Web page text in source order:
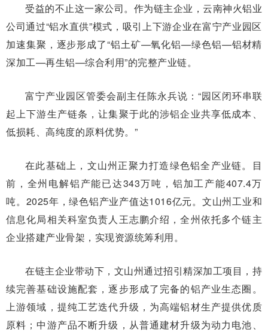
受益的不止这一家公司。作为链主企业，云南神火铝业
公司通过“铝水直供”模式，吸引上下游企业在富宁产业园区
加速集聚，逐步形成了“铝土矿—氧化铝—绿色铝—铝材精
深加工—再生铝—综合利用”的完整产业链。
富宁产业园区管委会副主任陈永兵说：“园区闭环串联
起上下游生产链条，让集聚于此的涉铝企业共享低成本、
低损耗、高纯度的原料优势。”
在此基础上，文山州正聚力打造绿色铝全产业链。目
前，全州电解铝产能已达343万吨，铝加工产能407.4万
吨。2025年，绿色铝产业产值达1016亿元。文山州工业和
信息化局相关科室负责人王志鹏介绍，全州依托多个链主
企业搭建产业骨架，实现资源统筹利用。
在链主企业带动下，文山州通过招引精深加工项目，持
续完善基础设施配套，逐步形成了完备的铝产业生态圈。
上游领域，提纯工艺迭代升级，为高端铝材生产提供优质
原料；中游产品不断升级，从普通建材升级为动力电池、